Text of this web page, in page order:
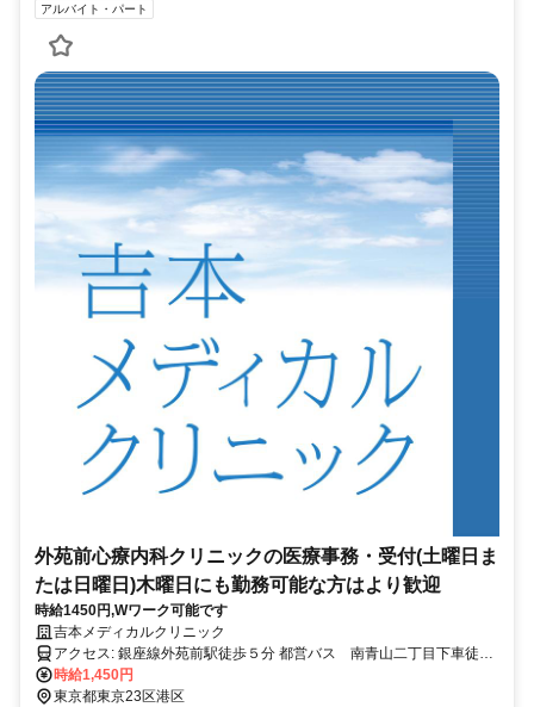
アルバイト・パート
外苑前心療内科クリニックの医療事務・受付(土曜日ま
たは日曜日)木曜日にも勤務可能な方はより歓迎
時給1450円,Wワーク可能です
吉本メディカルクリニック
アクセス: 銀座線外苑前駅徒歩５分 都営バス 南青山二丁目下車徒歩
１分
時給1,450円
東京都東京23区港区